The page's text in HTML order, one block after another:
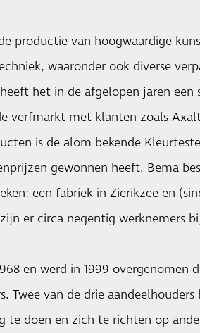
productie van hoogwaardige
waaronder ook diverse
het in de afgelopen jaren een
verfmarkt met klanten zoals
is de alom bekende
gewonnen heeft. Bema
een fabriek in Zierikzee en
er circa negentig werknemers
en werd in 1999 overgenomen
Twee van de drie aandeelhouders
te doen en zich te richten op